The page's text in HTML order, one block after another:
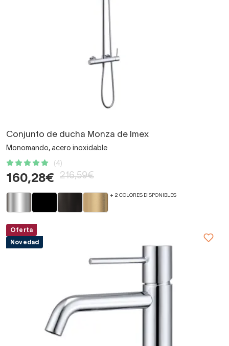
Conjunto de ducha Monza de Imex
Monomando, acero inoxidable
(4)
160,28€ 216,59€
+ 2 COLORES DISPONIBLES
Oferta
Novedad